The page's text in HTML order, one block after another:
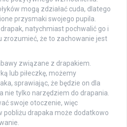
mogą zdziałać cuda, dlatego
przysmaki swojego pupila.
natychmiast pochwalić go i
zrozumieć, że to zachowanie jest
związane z drapakiem.
lub piłeczkę, możemy
sprawiając, że będzie on dla
nie tylko narzędziem do drapania.
swoje otoczenie, więc
pobliżu drapaka może dodatkowo